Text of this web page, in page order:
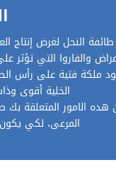
طائفة النحل لغرض
والفاروا التي تؤثر
ملكة فتية على رأس
الخلية أقوى
الامور المتعلقة بك
المرعى، لكي